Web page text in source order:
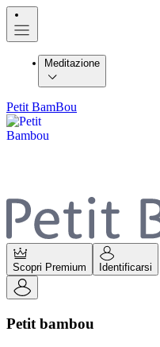
Meditazione
Petit BamBou
Scopri Premium Identificarsi
Petit bambou